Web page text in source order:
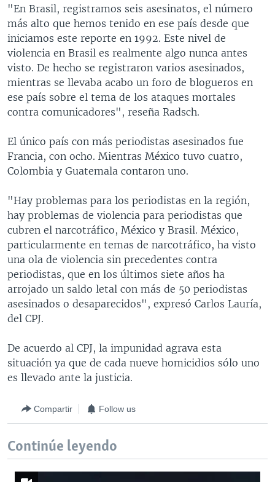
"En Brasil, registramos seis asesinatos, el número
más alto que hemos tenido en ese país desde que
iniciamos este reporte en 1992. Este nivel de
violencia en Brasil es realmente algo nunca antes
visto. De hecho se registraron varios asesinados,
mientras se llevaba acabo un foro de blogueros en
ese país sobre el tema de los ataques mortales
contra comunicadores", reseña Radsch.
El único país con más periodistas asesinados fue
Francia, con ocho. Mientras México tuvo cuatro,
Colombia y Guatemala contaron uno.
"Hay problemas para los periodistas en la región,
hay problemas de violencia para periodistas que
cubren el narcotráfico, México y Brasil. México,
particularmente en temas de narcotráfico, ha visto
una ola de violencia sin precedentes contra
periodistas, que en los últimos siete años ha
arrojado un saldo letal con más de 50 periodistas
asesinados o desaparecidos", expresó Carlos Lauría,
del CPJ.
De acuerdo al CPJ, la impunidad agrava esta
situación ya que de cada nueve homicidios sólo uno
es llevado ante la justicia.
Compartir Follow us
Continúe leyendo